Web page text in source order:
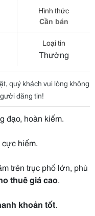
Hình thức
Cần bán
Loại tin
Thường
quý khách vui lòng không
đăng tin!
đạo, hoàn kiếm.
cực hiếm.
trên trục phố lớn, phù
thuê giá cao.
khoản tốt.